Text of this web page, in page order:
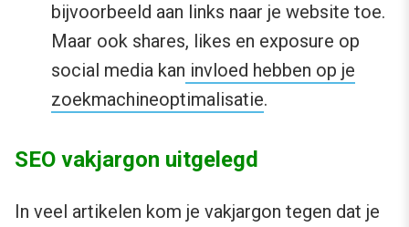
bijvoorbeeld aan links naar je website toe.
Maar ook shares, likes en exposure op
social media kan invloed hebben op je
zoekmachineoptimalisatie.
SEO vakjargon uitgelegd
In veel artikelen kom je vakjargon tegen dat je